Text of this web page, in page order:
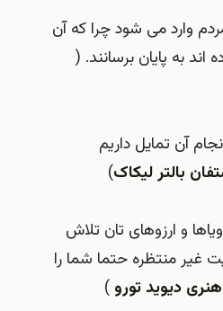
وارد می شود چرا که آن
اند به پایان برسانند. (
آن تمایل داریم
بالتر لیکاک)
و ارزوهای تان تلاش
غیر منتظره حتما شما را
هنری دیوید تورو )